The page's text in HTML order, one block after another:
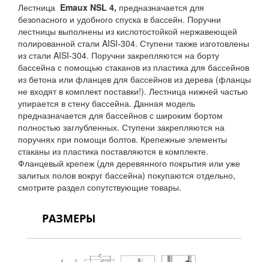
Лестница Emaux NSL 4, предназначается для
безопасного и удобного спуска в бассейн. Поручни
лестницы выполнены из кислотостойкой нержавеющей
полированной стали AISI-304. Ступени также изготовлены
из стали AISI-304. Поручни закрепляются на борту
бассейна с помощью стаканов из пластика для бассейнов
из бетона или фланцев для бассейнов из дерева (фланцы
не входят в комплект поставки!). Лестница нижней частью
упирается в стену бассейна. Данная модель
предназначается для бассейнов с широким бортом
полностью заглубленных. Ступени закрепляются на
поручнях при помощи болтов. Крепежные элементы
стаканы из пластика поставляются в комплекте.
Фланцевый крепеж (для деревянного покрытия или уже
залитых полов вокруг бассейна) покупаются отдельно,
смотрите раздел сопутствующие товары.
РАЗМЕРЫ